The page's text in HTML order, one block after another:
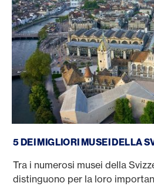
5 DEI MIGLIORI MUSEI DELLA
Tra i numerosi musei della
distinguono per la loro